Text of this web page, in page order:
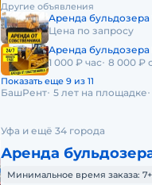
Другие объявления
Аренда бульдозера
Цена по запросу
Аренда бульдозера
1 000 ₽ час 8 000 ₽
Показать еще 9 из 11
БашРент 5 лет на площадке
Уфа и ещё 34 города
Аренда
Минимальное время заказа: